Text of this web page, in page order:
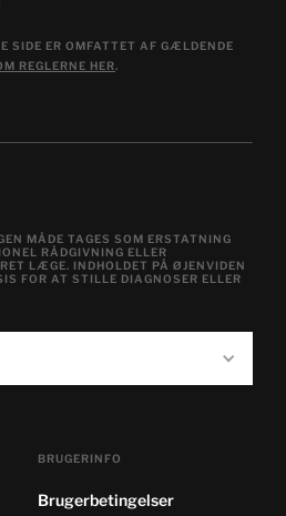
SIDE ER OMFATTET AF GÆLDENDE
REGLERNE HER.
MÅDE TAGES SOM ERSTATNING
RÅDGIVNING ELLER
LÆGE. INDHOLDET PÅ ØJENVIDEN
FOR AT STILLE DIAGNOSER ELLER
BRUGERINFO
Brugerbetingelser